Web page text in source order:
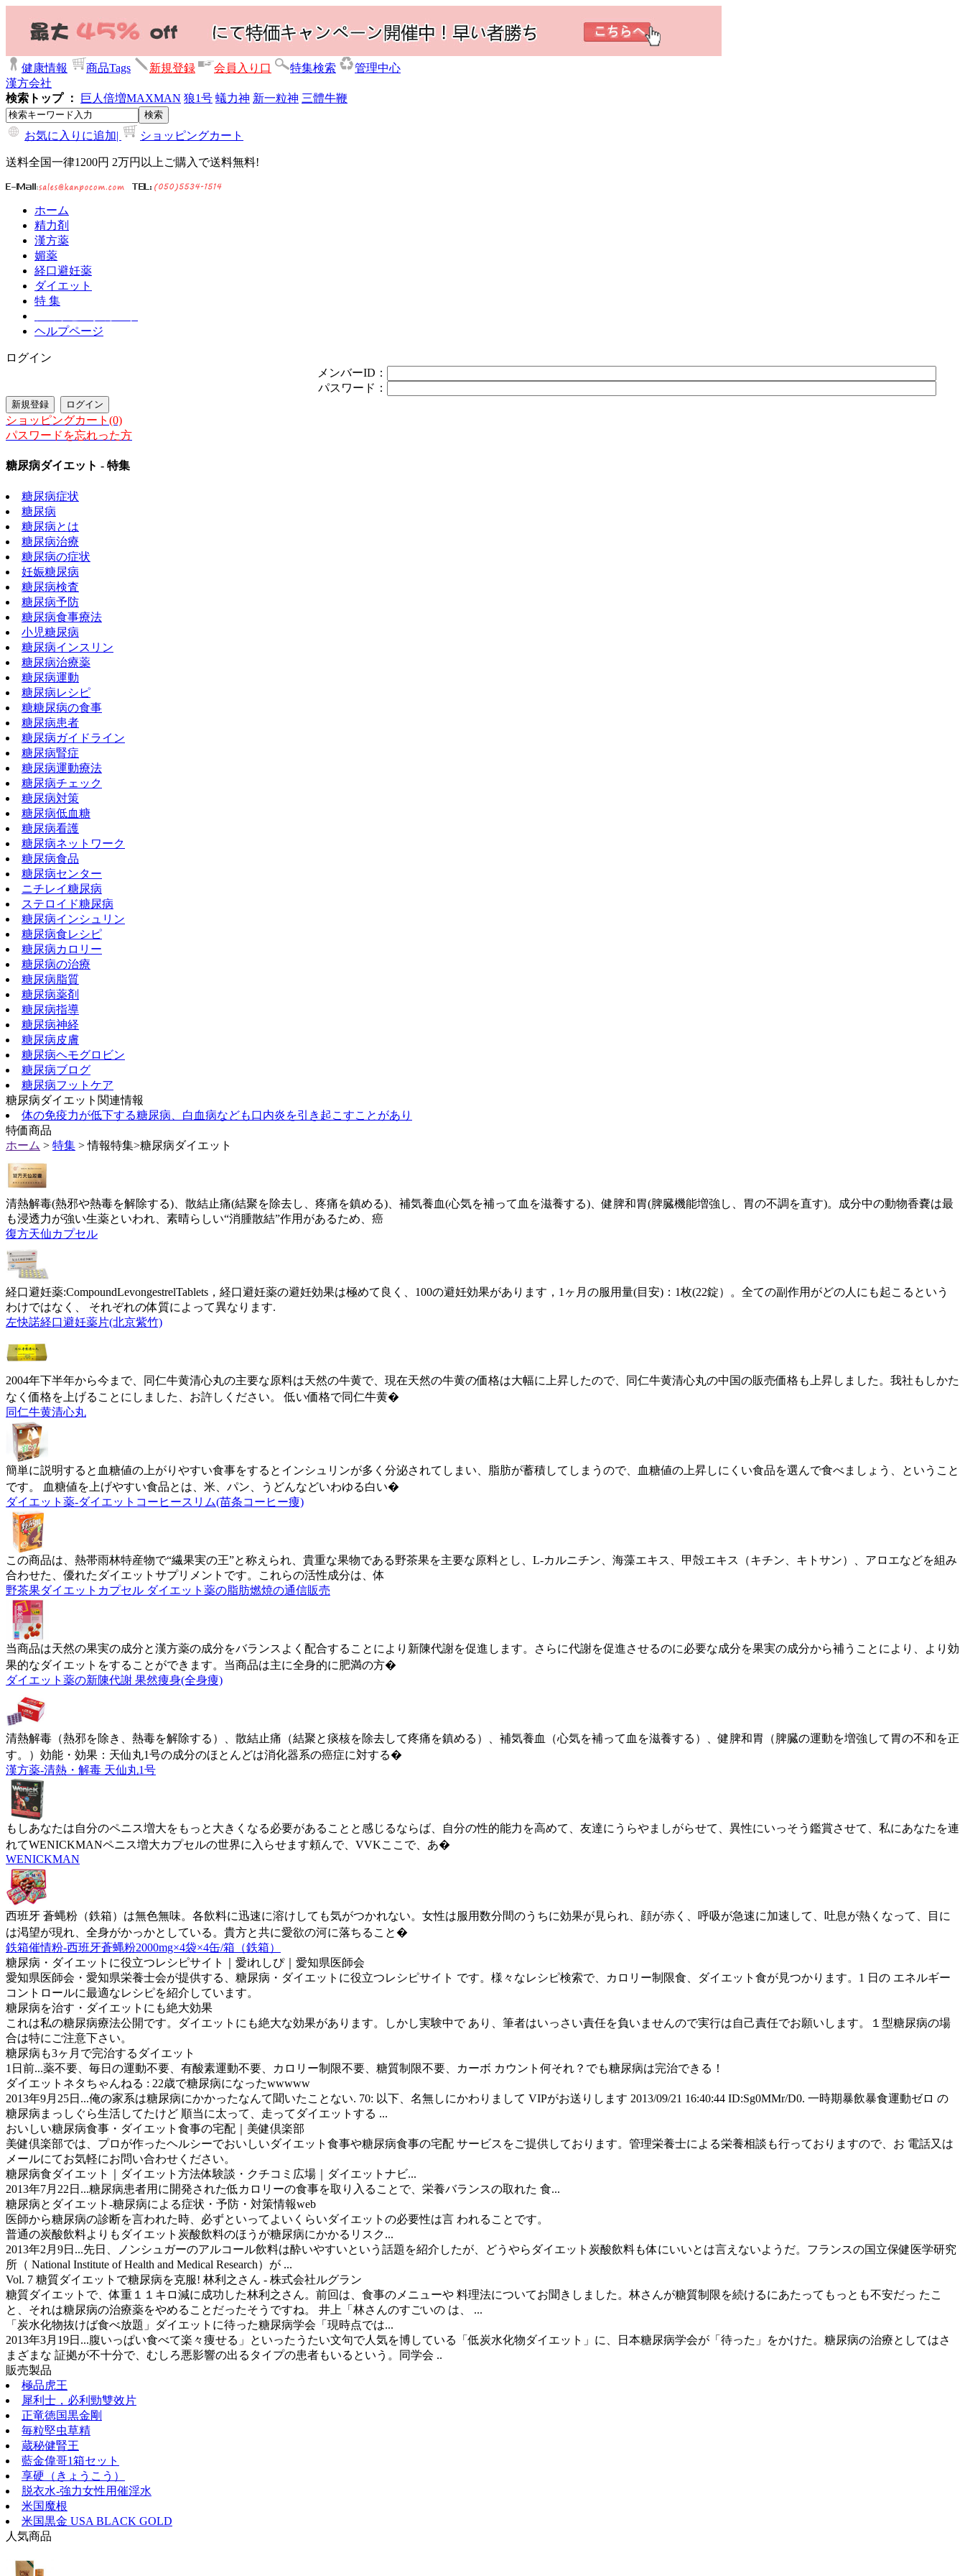
健康情報 商品Tags 新規登録 会員入り口 特集検索
管理中心
漢方会社
検索トップ ：
巨人倍増MAXMAN 狼1号 蟻力神 新一粒神 三體牛鞭
お気に入りに追加| ショッピングカート
送料全国一律1200円 2万円以上ご購入で送料無料!
ホーム
精力剤
漢方薬
媚薬
経口避妊薬
ダイエット
特 集
ヘルプページ
ログイン
メンバーID：
パスワード：
ショッピングカート(0)
パスワードを忘れった方
糖尿病ダイエット - 特集
糖尿病症状
糖尿病
糖尿病とは
糖尿病治療
糖尿病の症状
妊娠糖尿病
糖尿病検査
糖尿病予防
糖尿病食事療法
小児糖尿病
糖尿病インスリン
糖尿病治療薬
糖尿病運動
糖尿病レシピ
糖糖尿病の食事
糖尿病患者
糖尿病ガイドライン
糖尿病腎症
糖尿病運動療法
糖尿病チェック
糖尿病対策
糖尿病低血糖
糖尿病看護
糖尿病ネットワーク
糖尿病食品
糖尿病センター
ニチレイ糖尿病
ステロイド糖尿病
糖尿病インシュリン
糖尿病食レシピ
糖尿病カロリー
糖尿病の治療
糖尿病脂質
糖尿病薬剤
糖尿病指導
糖尿病神経
糖尿病皮膚
糖尿病ヘモグロビン
糖尿病ブログ
糖尿病フットケア
糖尿病ダイエット関連情報
体の免疫力が低下する糖尿病、白血病なども口内炎を引き起こすことがあり
特価商品
ホーム > 特集 > 情報特集>糖尿病ダイエット
清熱解毒(熱邪や熱毒を解除する)、散結止痛(結聚を除去し、疼痛を鎮める)、補気養血(心気を補って血を滋養する)、健脾和胃(脾臓機能増強し、胃の不調を直す)。成分中の動物香嚢は最
も浸透力が強い生薬といわれ、素晴らしい“消腫散結”作用があるため、癌
復方天仙カプセル
経口避妊薬:CompoundLevongestrelTablets，経口避妊薬の避妊効果は極めて良く、100の避妊効果があります，1ヶ月の服用量(目安)：1枚(22錠）。全ての副作用がどの人にも起こるという
わけではなく、 それぞれの体質によって異なります.
左快諾経口避妊薬片(北京紫竹)
2004年下半年から今まで、同仁牛黄清心丸の主要な原料は天然の牛黄で、現在天然の牛黄の価格は大幅に上昇したので、同仁牛黄清心丸の中国の販売価格も上昇しました。我社もしかた
なく価格を上げることにしました、お許しください。 低い価格で同仁牛黄�
同仁牛黄清心丸
簡単に説明すると血糖値の上がりやすい食事をするとインシュリンが多く分泌されてしまい、脂肪が蓄積してしまうので、血糖値の上昇しにくい食品を選んで食べましょう、ということ
です。 血糖値を上げやすい食品とは、米、パン、うどんなどいわゆる白い�
ダイエット薬-ダイエットコーヒースリム(苗条コーヒー痩)
この商品は、熱帯雨林特産物で“繊果実の王”と称えられ、貴重な果物である野茶果を主要な原料とし、L-カルニチン、海藻エキス、甲殻エキス（キチン、キトサン）、アロエなどを組み
合わせた、優れたダイエットサプリメントです。これらの活性成分は、体
野茶果ダイエットカプセル ダイエット薬の脂肪燃焼の通信販売
当商品は天然の果実の成分と漢方薬の成分をバランスよく配合することにより新陳代謝を促進します。さらに代謝を促進させるのに必要な成分を果実の成分から補うことにより、より効
果的なダイエットをすることができます。当商品は主に全身的に肥満の方�
ダイエット薬の新陳代謝 果然痩身(全身痩)
清熱解毒（熱邪を除き、熱毒を解除する）、散結止痛（結聚と痰核を除去して疼痛を鎮める）、補気養血（心気を補って血を滋養する）、健脾和胃（脾臓の運動を増強して胃の不和を正
す。）効能・効果：天仙丸1号の成分のほとんどは消化器系の癌症に対する�
漢方薬-清熱・解毒 天仙丸1号
もしあなたは自分のペニス増大をもっと大きくなる必要があることと感じるならば、自分の性的能力を高めて、友達にうらやましがらせて、異性にいっそう鑑賞させて、私にあなたを連
れてWENICKMANペニス増大カプセルの世界に入らせます頼んで、VVKここで、あ�
WENICKMAN
西班牙 蒼蝿粉（鉄箱）は無色無味。各飲料に迅速に溶けしても気がつかれない。女性は服用数分間のうちに効果が見られ、顔が赤く、呼吸が急速に加速して、吐息が熱くなって、目に
は渇望が現れ、全身がかっかとしている。貴方と共に愛欲の河に落ちること�
鉄箱催情粉-西班牙蒼蝿粉2000mg×4袋×4缶/箱（鉄箱）
糖尿病・ダイエットに役立つレシピサイト｜愛iれしぴ｜愛知県医師会
愛知県医師会・愛知県栄養士会が提供する、糖尿病・ダイエットに役立つレシピサイト です。様々なレシピ検索で、カロリー制限食、ダイエット食が見つかります。1 日の エネルギー
コントロールに最適なレシピを紹介しています。
糖尿病を治す・ダイエットにも絶大効果
これは私の糖尿病療法公開です。ダイエットにも絶大な効果があります。しかし実験中で あり、筆者はいっさい責任を負いませんので実行は自己責任でお願いします。１型糖尿病の場
合は特にご注意下さい。
糖尿病も3ヶ月で完治するダイエット
1日前...薬不要、毎日の運動不要、有酸素運動不要、カロリー制限不要、糖質制限不要、カーボ カウント何それ？でも糖尿病は完治できる！
ダイエットネタちゃんねる : 22歳で糖尿病になったwwwww
2013年9月25日...俺の家系は糖尿病にかかったなんて聞いたことない. 70: 以下、名無しにかわりまして VIPがお送りします 2013/09/21 16:40:44 ID:Sg0MMr/D0. 一時期暴飲暴食運動ゼロ の
糖尿病まっしぐら生活してたけど 順当に太って、走ってダイエットする ...
おいしい糖尿病食事・ダイエット食事の宅配｜美健倶楽部
美健倶楽部では、プロが作ったヘルシーでおいしいダイエット食事や糖尿病食事の宅配 サービスをご提供しております。管理栄養士による栄養相談も行っておりますので、お 電話又は
メールにてお気軽にお問い合わせください。
糖尿病食ダイエット｜ダイエット方法体験談・クチコミ広場｜ダイエットナビ...
2013年7月22日...糖尿病患者用に開発された低カロリーの食事を取り入ることで、栄養バランスの取れた 食...
糖尿病とダイエット-糖尿病による症状・予防・対策情報web
医師から糖尿病の診断を言われた時、必ずといってよいくらいダイエットの必要性は言 われることです。
普通の炭酸飲料よりもダイエット炭酸飲料のほうが糖尿病にかかるリスク...
2013年2月9日...先日、ノンシュガーのアルコール飲料は酔いやすいという話題を紹介したが、どうやらダイエット炭酸飲料も体にいいとは言えないようだ。フランスの国立保健医学研究
所（ National Institute of Health and Medical Research）が ...
Vol. 7 糖質ダイエットで糖尿病を克服! 林利之さん - 株式会社ルグラン
糖質ダイエットで、体重１１キロ減に成功した林利之さん。前回は、食事のメニューや 料理法についてお聞きしました。林さんが糖質制限を続けるにあたってもっとも不安だっ たこ
と、それは糖尿病の治療薬をやめることだったそうですね。 井上「林さんのすごいの は、 ...
「炭水化物抜けば食べ放題」ダイエットに待った糖尿病学会「現時点では...
2013年3月19日...腹いっぱい食べて楽々痩せる」といったうたい文句で人気を博している「低炭水化物ダイエット」に、日本糖尿病学会が「待った」をかけた。糖尿病の治療としてはさ
まざまな 証拠が不十分で、むしろ悪影響の出るタイプの患者もいるという。同学会 ..
販売製品
極品虎王
犀利士，必利勁雙效片
正竜徳国黒金剛
毎粒堅虫草精
蔵秘健腎王
藍金偉哥1箱セット
享硬（きょうこう）
脱衣水-強力女性用催淫水
米国魔根
米国黒金 USA BLACK GOLD
人気商品